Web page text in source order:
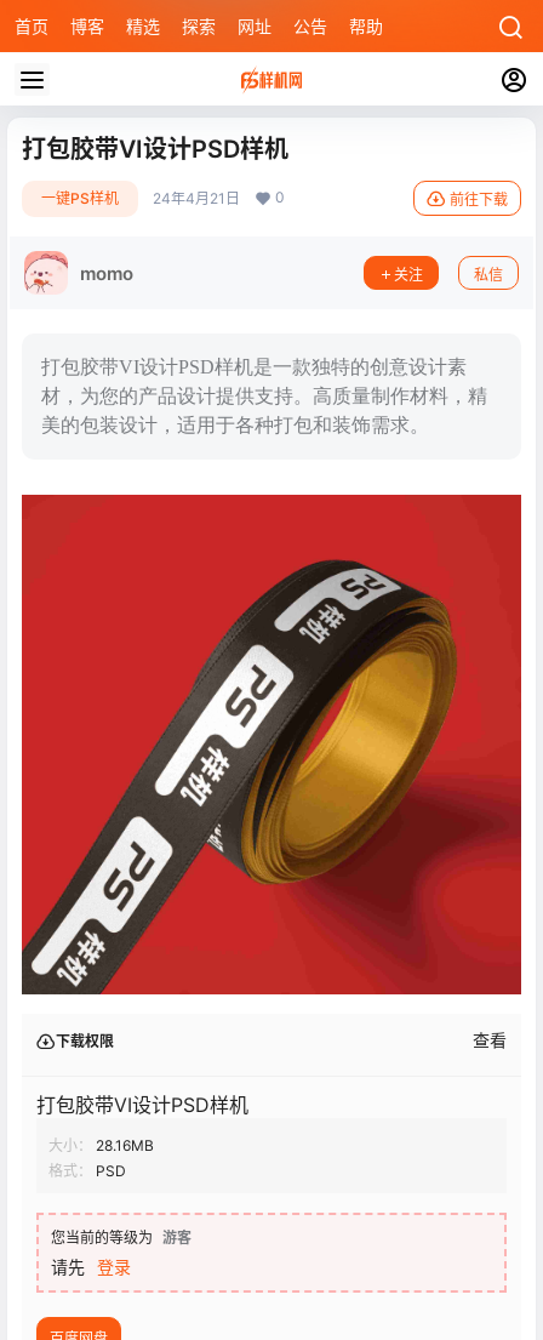
首页 博客 精选 探索 网址 公告 帮助
打包胶带VI设计PSD样机
一键PS样机 24年4月21日 0 前往下载
momo 关注 私信
打包胶带VI设计PSD样机是一款独特的创意设计素
材，为您的产品设计提供支持。高质量制作材料，精
美的包装设计，适用于各种打包和装饰需求。
下载权限 查看
打包胶带VI设计PSD样机
大小：
28.16MB
格式：
PSD
您当前的等级为 游客
请先 登录